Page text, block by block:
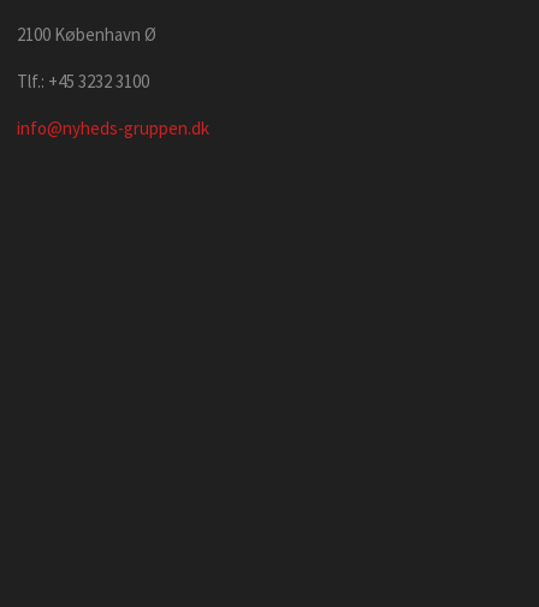
2100 København Ø
Tlf.: +45 3232 3100
info@nyheds-gruppen.dk